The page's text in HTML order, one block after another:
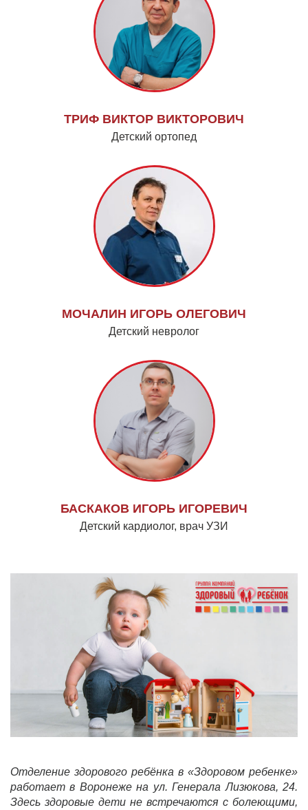
ТРИФ ВИКТОР ВИКТОРОВИЧ
Детский ортопед
МОЧАЛИН ИГОРЬ ОЛЕГОВИЧ
Детский невролог
БАСКАКОВ ИГОРЬ ИГОРЕВИЧ
Детский кардиолог, врач УЗИ
Отделение здорового ребёнка в «Здоровом ребенке»
работает в Воронеже на ул. Генерала Лизюкова, 24.
Здесь здоровые дети не встречаются с болеющими,